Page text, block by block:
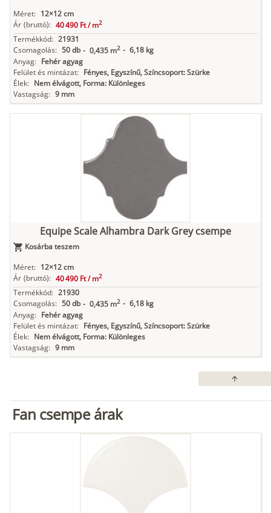
Méret: 12×12 cm
Ár (bruttó): 40 490 Ft /m2
Termékkód: 21931
Csomagolás: 50 db - 0,435 m2 - 6,18 kg
Anyag: Fehér agyag
Felület és mintázat: Fényes, Egyszínű, Színcsoport: Szürke
Élek: Nem élvágott, Forma: Különleges
Vastagság: 9 mm
Equipe Scale Alhambra Dark Grey csempe
Kosárba teszem
Méret: 12×12 cm
Ár (bruttó): 40 490 Ft /m2
Termékkód: 21930
Csomagolás: 50 db - 0,435 m2 - 6,18 kg
Anyag: Fehér agyag
Felület és mintázat: Fényes, Egyszínű, Színcsoport: Szürke
Élek: Nem élvágott, Forma: Különleges
Vastagság: 9 mm
arrow_upward
Fan csempe árak